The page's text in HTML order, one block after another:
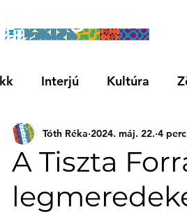
Interjú Kultúra
Ajánló Videó
A Tiszta
Tóth Réka 2024. máj. 22. 4